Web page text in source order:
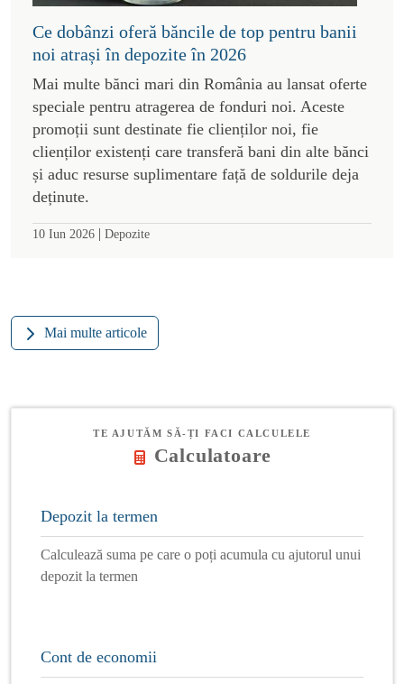
Ce dobânzi oferă băncile de top pentru banii
noi atrași în depozite în 2026
Mai multe bănci mari din România au lansat oferte
speciale pentru atragerea de fonduri noi. Aceste
promoții sunt destinate fie clienților noi, fie
clienților existenți care transferă bani din alte bănci
și aduc resurse suplimentare față de soldurile deja
deținute.
10 Iun 2026 | Depozite
Mai multe articole
TE AJUTĂM SĂ-ȚI FACI CALCULELE
Calculatoare
Depozit la termen
Calculează suma pe care o poți acumula cu ajutorul unui
depozit la termen
Cont de economii